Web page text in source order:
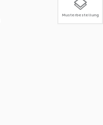
Musterbestellung